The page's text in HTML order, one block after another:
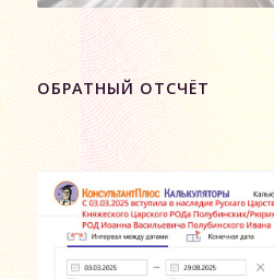
ОБРАТНЫЙ ОТСЧЁТ